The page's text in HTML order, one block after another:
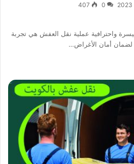
0
407
واحترافية عملية نقل العفش هي تجربة
لضمان أمان الأغراض…